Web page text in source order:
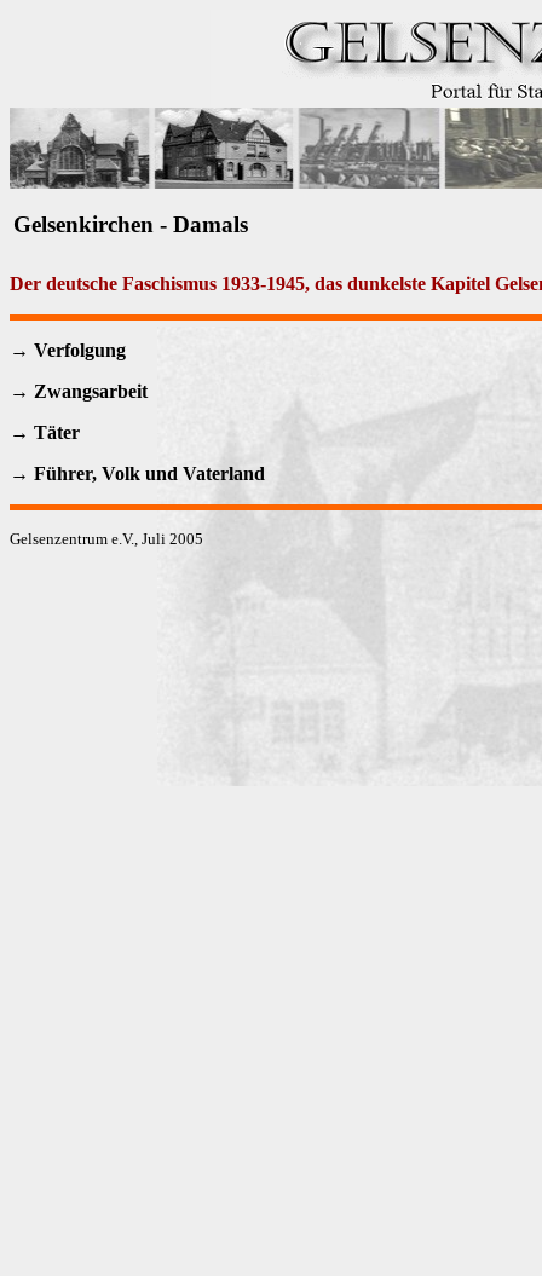
Gelsenkirchen - Damals
Der deutsche Faschismus 1933-1945, das dunkelste Kapitel
→ Verfolgung
→ Zwangsarbeit
→ Täter
→ Führer, Volk und Vaterland
Gelsenzentrum e.V., Juli 2005